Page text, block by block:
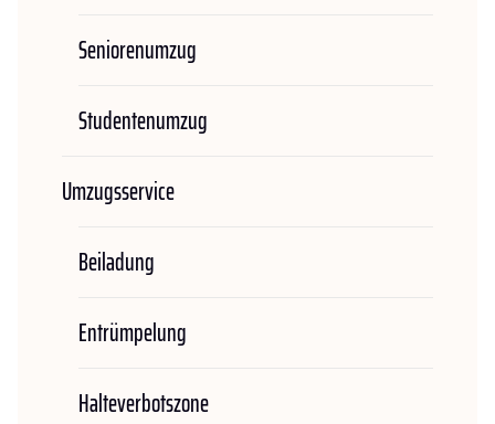
Seniorenumzug
Studentenumzug
Umzugsservice
Beiladung
Entrümpelung
Halteverbotszone